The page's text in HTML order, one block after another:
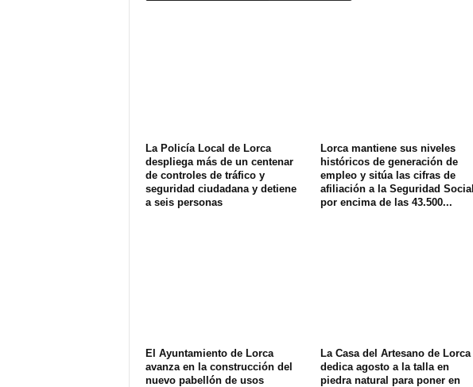
La Policía Local de Lorca
despliega más de un centenar
de controles de tráfico y
seguridad ciudadana y detiene
a seis personas
Lorca mantiene sus niveles
históricos de generación de
empleo y sitúa las cifras de
afiliación a la Seguridad Social
por encima de las 43.500...
El Ayuntamiento de Lorca
avanza en la construcción del
nuevo pabellón de usos
La Casa del Artesano de Lorca
dedica agosto a la talla en
piedra natural para poner en